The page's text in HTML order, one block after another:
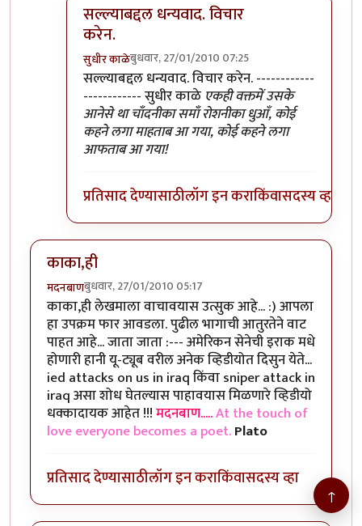
सल्ल्याबद्दल धन्यवाद. विचार
करेन.
सुधीर काळेबुधवार, 27/01/2010 07:25
In reply toठीक आहेbyश्रावण मोडक
सल्ल्याबद्दल धन्यवाद. विचार करेन. ------------
------------ सुधीर काळे एकही वक्तमें उसके
आनेसे था चाँदनीका समाँ रोशनीका धुआँ, कोई
कहने लगा माहताब आ गया, कोई कहने लगा
आफताब आ गया!
प्रतिसाद देण्यासाठीलॉग इन कराकिंवासदस्य व्हा
काका,ही
मदनबाणबुधवार, 27/01/2010 05:17
काका,ही लेखमाला वाचावयास उत्सुक आहे... :) आपला
हा उपक्रम फार आवडला. पुढील भागाची आतुरतेने वाट
पाहत आहे... जाता जाता :--- अमेरिकन सेनेची इराक मधे
होणारी हानी यू-ट्यूब वरील अनेक व्हिडीयोत दिसुन येते...
ied attacks on us in iraq किंवा sniper attack in
iraq असा शोध घेतल्यास पाहावयास मिळणारे व्हिडीयो
धक्कादायक आहेत !!!मदनबाण.....At the touch of
love everyone becomes a poet.Plato
प्रतिसाद देण्यासाठीलॉग इन कराकिंवासदस्य व्हा
↑